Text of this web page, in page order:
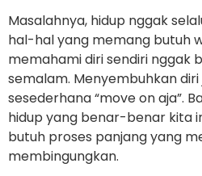
Masalahnya, hidup nggak
hal-hal yang memang butuh
memahami diri sendiri nggak
semalam. Menyembuhkan
sesederhana “move on aja”.
hidup yang benar-benar kita
butuh proses panjang yang
membingungkan.